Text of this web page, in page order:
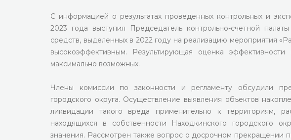
С информацией о результатах проведенных контрольных и
2023 года выступил Председатель контрольно-счетной
средств, выделенных в 2022 году на реализацию мероприятия
высокоэффективным. Результирующая оценка
максимально возможных.
Члены комиссии по законности и регламенту обсудили
городского округа. Осуществление выявления объектов
ликвидации такого вреда применительно к территориям,
находящихся в собственности Находкинского городского
значения. Рассмотрен также вопрос о досрочном прекращении